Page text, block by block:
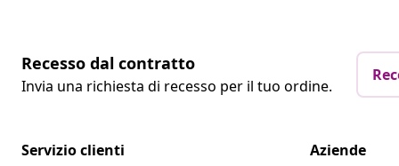
Recesso dal contratto
Invia una richiesta di recesso per il tuo ordine.
Servizio clienti
Aziende